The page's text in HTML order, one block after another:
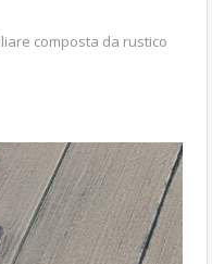
composta da rustico